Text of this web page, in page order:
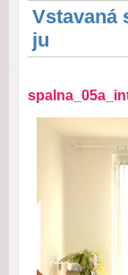
Vstavaná
ju